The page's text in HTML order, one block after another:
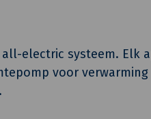
electric systeem. Elk
voor